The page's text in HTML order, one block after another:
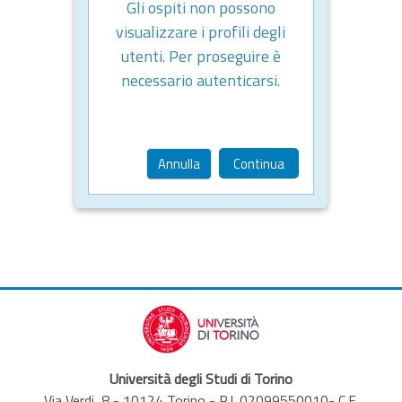
Gli ospiti non possono
visualizzare i profili degli
utenti. Per proseguire è
necessario autenticarsi.
Annulla Continua
Università degli Studi di Torino